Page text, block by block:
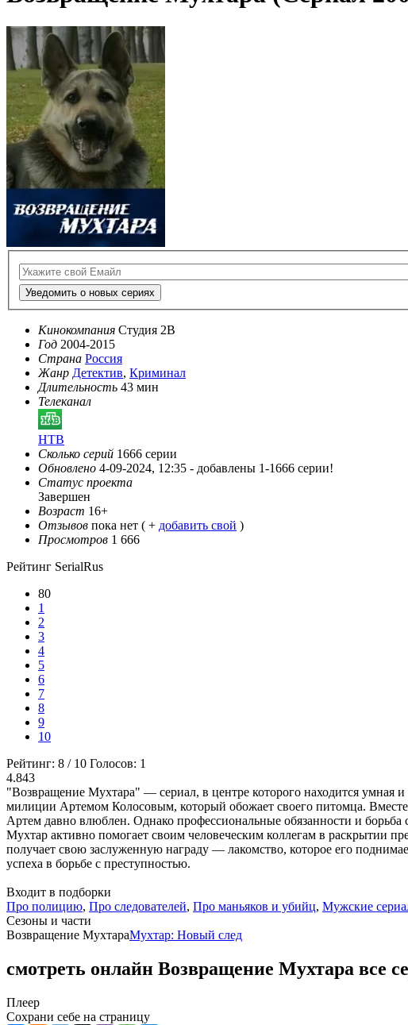
Уведомить о новых сериях
Кинокомпания Студия 2В
Год 2004-2015
Страна Россия
Жанр Детектив, Криминал
Длительность 43 мин
Телеканал
НТВ
Сколько серий 1666 серии
Обновлено 4-09-2024, 12:35 - добавлены 1-1666 серии!
Статус проекта
Завершен
Возраст 16+
Отзывов пока нет ( + добавить свой )
Просмотров 1 666
Рейтинг SerialRus
80
1
2
3
4
5
6
7
8
9
10
Рейтинг: 8 / 10 Голосов: 1
4.843
"Возвращение Мухтара" — сериал, в центре которого находится умная
милиции Артемом Колосовым, который обожает своего питомца.
Артем давно влюблен. Однако профессиональные обязанности и
Мухтар активно помогает своим человеческим коллегам в раскрытии
получает свою заслуженную награду — лакомство, которое его
успеха в борьбе с преступностью.
Входит в подборки
Про полицию, Про следователей, Про маньяков и убийц, Мужские
Cезоны и части
Возвращение МухтараМухтар: Новый след
смотреть онлайн Возвращение Мухтара все
Плеер
Сохрани себе на страницу